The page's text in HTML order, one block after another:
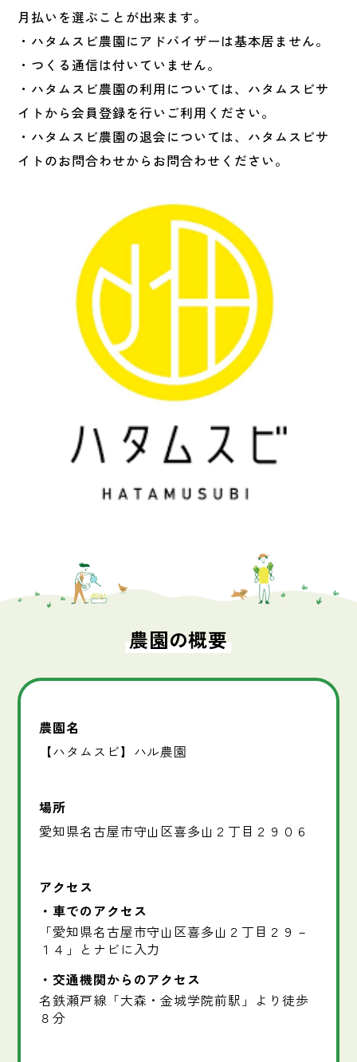
月払いを選ぶことが出来ます。​
・ハタムスビ農園にアドバイザーは基本居ません。​
・つくる通信は付いていません。​
・ハタムスビ農園の利用については、ハタムスビサ
イトから会員登録を行いご利用ください​。
・ハタムスビ農園の退会については、ハタムスビサ
イトのお問合わせからお問合わせください。​
農園の概要
農園名
【ハタムスビ】ハル農園
場所
愛知県名古屋市守山区喜多山２丁目２９０６
アクセス
車でのアクセス
「愛知県名古屋市守山区喜多山２丁目２９－
１４」とナビに入力
交通機関からのアクセス
名鉄瀬戸線「大森・金城学院前駅」より徒歩
８分